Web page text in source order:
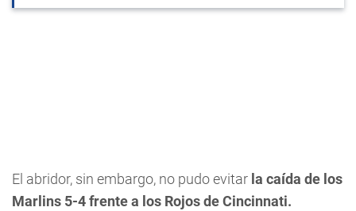
El abridor, sin embargo, no pudo evitar la caída de los
Marlins 5-4 frente a los Rojos de Cincinnati.